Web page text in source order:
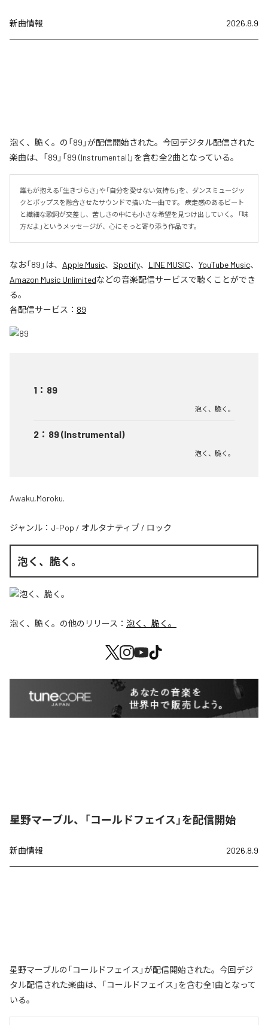
新曲情報 2026.8.9
泡く、脆く。の「89」が配信開始された。今回デジタル配信された
楽曲は、「89」「89 (Instrumental)」を含む全2曲となっている。
誰もが抱える「生きづらさ」や「自分を愛せない気持ち」を、ダンスミュージッ
クとポップスを融合させたサウンドで描いた一曲です。 疾走感のあるビート
と繊細な歌詞が交差し、苦しさの中にも小さな希望を見つけ出していく。 「味
方だよ」というメッセージが、心にそっと寄り添う作品です。
なお「89 」は、 Apple Music、 Spotify、 LINE MUSIC、 YouTube Music、
Amazon Music Unlimitedなどの音楽配信サービスで聴くことができ
る。
各配信サービス： 89
1 ： 89
泡く、脆く。
2 ： 89 (Instrumental)
泡く、脆く。
Awaku,Moroku.
ジャンル： J-Pop / オルタナティブ / ロック
泡く、脆く。
泡く、脆く。 の他のリリース： 泡く、脆く。
星野マーブル、「コールドフェイス」を配信開始
新曲情報 2026.8.9
星野マーブルの「コールドフェイス」が配信開始された。今回デジ
タル配信された楽曲は、「コールドフェイス」を含む全1曲となって
いる。